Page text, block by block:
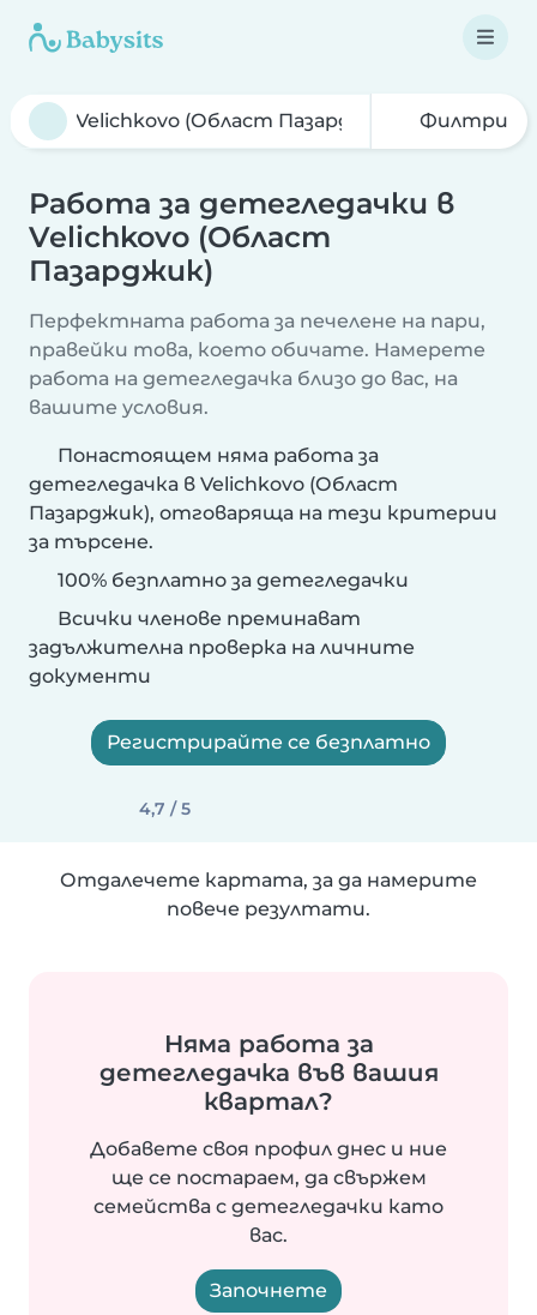
Филтри
Работа за детегледачки в
Velichkovo (Област
Пазарджик)
Перфектната работа за печелене на пари,
правейки това, което обичате. Намерете
работа на детегледачка близо до вас, на
вашите условия.
Понастоящем няма работа за
детегледачка в Velichkovo (Област
Пазарджик), отговаряща на тези критерии
за търсене.
100% безплатно за детегледачки
Всички членове преминават
задължителна проверка на личните
документи
Регистрирайте се безплатно
4,7 / 5
Отдалечете картата, за да намерите
повече резултати.
Няма работа за
детегледачка във вашия
квартал?
Добавете своя профил днес и ние
ще се постараем, да свържем
семейства с детегледачки като
вас.
Започнете